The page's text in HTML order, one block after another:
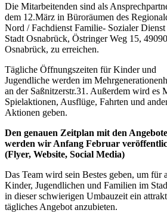
Die Mitarbeitenden sind als
dem 12.März in Büroräumen des
Nord / Fachdienst Familie- Sozialer Dienst
Stadt Osnabrück, Östringer Weg 15, 49090
Osnabrück, zu erreichen.
Tägliche Öffnungszeiten für Kinder und
Jugendliche werden im
an der Saßnitzerstr.31. Außerdem wird es
Spielaktionen, Ausflüge, Fahrten und
Aktionen geben.
Den genauen Zeitplan mit den
werden wir Anfang Februar
(Flyer, Website, Social Media)
Das Team wird sein Bestes geben, um für
Kinder, Jugendlichen und Familien im
in dieser schwierigen Umbauzeit ein
tägliches Angebot anzubieten.